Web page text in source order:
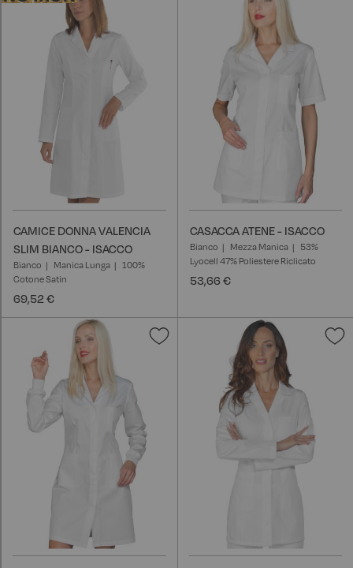
CAMICE DONNA VALENCIA
SLIM BIANCO - ISACCO
Bianco Manica Lunga
100%
Cotone Satin
69,52 €
CASACCA ATENE - ISACCO
Bianco Mezza Manica
53%
Lyocell 47% Poliestere Riclicato
53,66 €
Aggiungi